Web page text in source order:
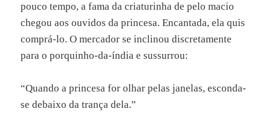
pouco tempo, a fama da criaturinha de pelo macio
chegou aos ouvidos da princesa. Encantada, ela quis
comprá-lo. O mercador se inclinou discretamente
para o porquinho-da-índia e sussurrou:
“Quando a princesa for olhar pelas janelas, esconda-
se debaixo da trança dela.”